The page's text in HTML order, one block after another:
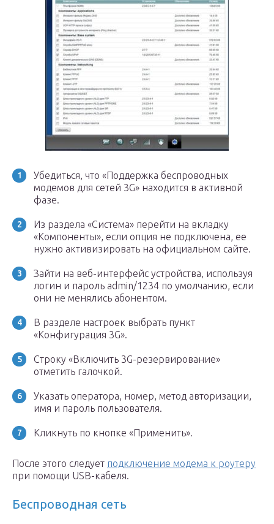
Убедиться, что «Поддержка беспроводных
модемов для сетей 3G» находится в активной
фазе.
Из раздела «Система» перейти на вкладку
«Компоненты», если опция не подключена, ее
нужно активизировать на официальном сайте.
Зайти на веб-интерфейс устройства, используя
логин и пароль admin/1234 по умолчанию, если
они не менялись абонентом.
В разделе настроек выбрать пункт
«Конфигурация 3G».
Строку «Включить 3G-резервирование»
отметить галочкой.
Указать оператора, номер, метод авторизации,
имя и пароль пользователя.
Кликнуть по кнопке «Применить».
После этого следует подключение модема к роутеру
при помощи USB-кабеля.
Беспроводная сеть